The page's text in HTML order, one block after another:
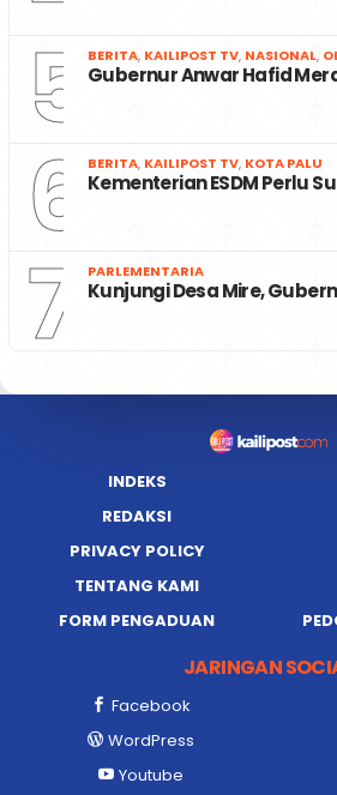
5 BERITA, KAILIPOST TV, NASIONAL,
Gubernur Anwar Hafid
6 BERITA, KAILIPOST TV, KOTA PALU
Kementerian ESDM Perlu
7 PARLEMENTARIA
Kunjungi Desa Mire,
INDEKS
REDAKSI
PRIVACY POLICY
TENTANG KAMI
FORM PENGADUAN
JARINGAN
Facebook
WordPress
Youtube